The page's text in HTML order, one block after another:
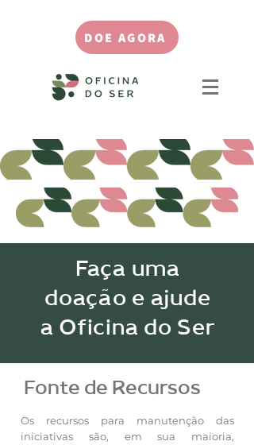
DOE AGORA
Faça uma
doação e ajude
a Oficina do Ser
Fonte de Recursos
Os recursos para manutenção das
iniciativas são, em sua maioria,